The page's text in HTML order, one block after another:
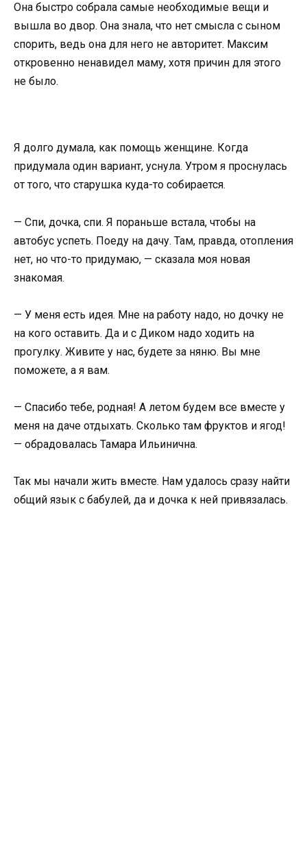
Она быстро собрала самые необходимые вещи и
вышла во двор. Она знала, что нет смысла с сыном
спорить, ведь она для него не авторитет. Максим
откровенно ненавидел маму, хотя причин для этого
не было.
Я долго думала, как помощь женщине. Когда
придумала один вариант, уснула. Утром я проснулась
от того, что старушка куда-то собирается.
— Спи, дочка, спи. Я пораньше встала, чтобы на
автобус успеть. Поеду на дачу. Там, правда, отопления
нет, но что-то придумаю, — сказала моя новая
знакомая.
— У меня есть идея. Мне на работу надо, но дочку не
на кого оставить. Да и с Диком надо ходить на
прогулку. Живите у нас, будете за няню. Вы мне
поможете, а я вам.
— Спасибо тебе, родная! А летом будем все вместе у
меня на даче отдыхать. Сколько там фруктов и ягод!
— обрадовалась Тамара Ильинична.
Так мы начали жить вместе. Нам удалось сразу найти
общий язык с бабулей, да и дочка к ней привязалась.